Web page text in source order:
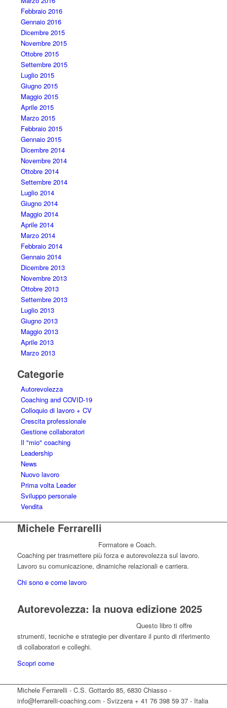
Febbraio 2016
Gennaio 2016
Dicembre 2015
Novembre 2015
Ottobre 2015
Settembre 2015
Luglio 2015
Giugno 2015
Maggio 2015
Aprile 2015
Marzo 2015
Febbraio 2015
Gennaio 2015
Dicembre 2014
Novembre 2014
Ottobre 2014
Settembre 2014
Luglio 2014
Giugno 2014
Maggio 2014
Aprile 2014
Marzo 2014
Febbraio 2014
Gennaio 2014
Dicembre 2013
Novembre 2013
Ottobre 2013
Settembre 2013
Luglio 2013
Giugno 2013
Maggio 2013
Aprile 2013
Marzo 2013
Categorie
Autorevolezza
Coaching and COVID-19
Colloquio di lavoro + CV
Crescita professionale
Gestione collaboratori
Il "mio" coaching
Leadership
News
Nuovo lavoro
Prima volta Leader
Sviluppo personale
Vendita
Michele Ferrarelli
Formatore e Coach.
Coaching per trasmettere più forza e autorevolezza sul lavoro.
Lavoro su comunicazione, dinamiche relazionali e carriera.
Chi sono e come lavoro
Autorevolezza: la nuova edizione 2025
Questo libro ti offre
strumenti, tecniche e strategie per diventare il punto di riferimento
di collaboratori e colleghi.
Scopri come
Michele Ferrarelli - C.S. Gottardo 85, 6830 Chiasso -
info@ferrarelli-coaching.com - Svizzera + 41 76 398 59 37 - Italia